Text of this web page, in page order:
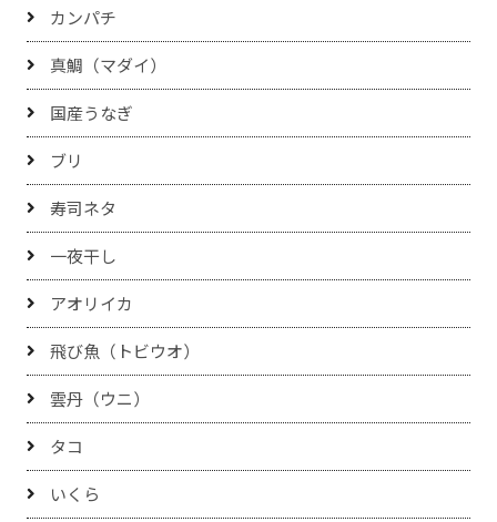
カンパチ
真鯛（マダイ）
国産うなぎ
ブリ
寿司ネタ
一夜干し
アオリイカ
飛び魚（トビウオ）
雲丹（ウニ）
タコ
いくら